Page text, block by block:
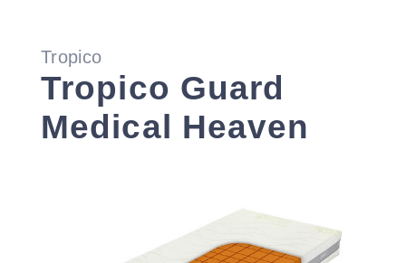
Tropico
Tropico Guard
Medical Heaven
Rošty
Pevné rošty
Polohovateľné rošty
Prikrývky a vankúše
Anatomické vankúše